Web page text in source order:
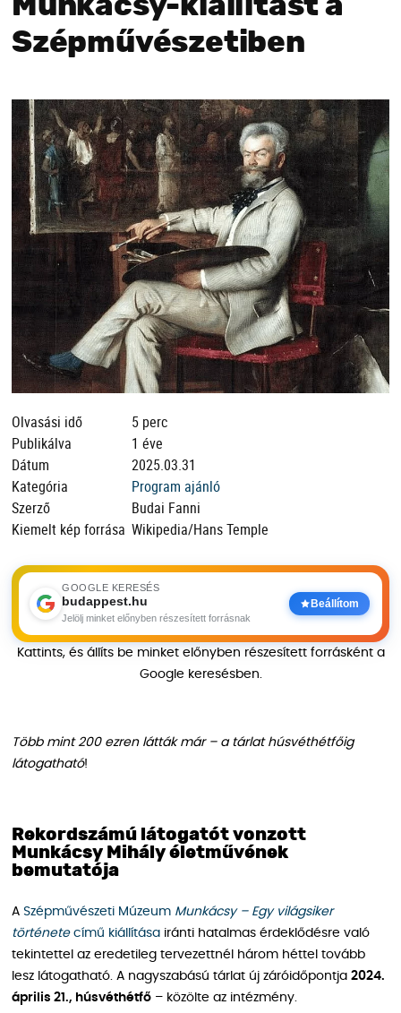
Munkácsy-kiállítást a
Szépművészetiben
Olvasási idő
5 perc
Publikálva
1 éve
Dátum
2025.03.31
Kategória
Program ajánló
Szerző
Budai Fanni
Kiemelt kép forrása Wikipedia/Hans Temple
GOOGLE KERESÉS
budappest.hu
Jelölj minket előnyben részesített forrásnak
Beállítom
Kattints, és állíts be minket előnyben részesített forrásként a
Google keresésben.
Több mint 200 ezren látták már – a tárlat húsvéthétfőig
látogatható!
Rekordszámú látogatót vonzott
Munkácsy Mihály életművének
bemutatója
A Szépművészeti Múzeum Munkácsy – Egy világsiker
történetecímű kiállítása iránti hatalmas érdeklődésre való
tekintettel az eredetileg tervezettnél három héttel tovább
lesz látogatható. A nagyszabású tárlat új záróidőpontja 2024.
április 21., húsvéthétfő – közölte az intézmény.